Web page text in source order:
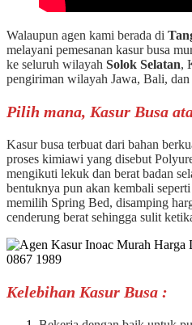
Walaupun agen kami berada di
melayani pemesanan kasur busa
ke seluruh wilayah Solok Selatan,
pengiriman wilayah Jawa, Bali, dan
Pilih mana, Kasur Busa
Kasur busa terbuat dari bahan
proses kimiawi yang disebut
mengikuti lekuk dan berat badan
bentuknya pun akan kembali
memilih Spring Bed, disamping
cenderung berat sehingga sulit
Kelebihan Kasur Busa :